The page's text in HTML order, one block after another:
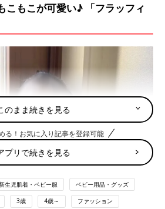
ムの推しポイントなどもお伝えしている
こもこが可愛い♪ 「フラッフィ
のまま続きを見る
る！お気に入り記事を登録可能
プリで続きを見る
生児肌着・ベビー服 ベビー用品・グッズ
3歳 4歳～ ファッション